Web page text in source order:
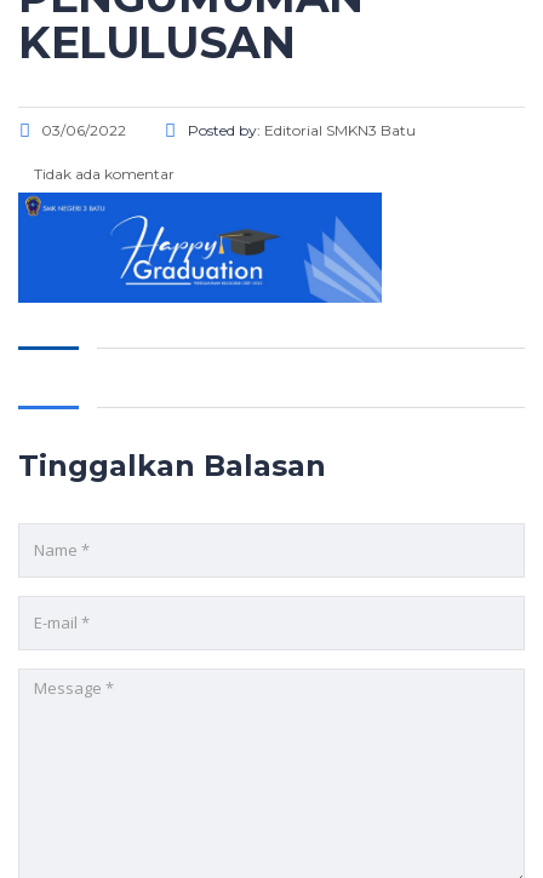
KELULUSAN
03/06/2022 Posted by: Editorial SMKN3 Batu
Tidak ada komentar
Tinggalkan Balasan